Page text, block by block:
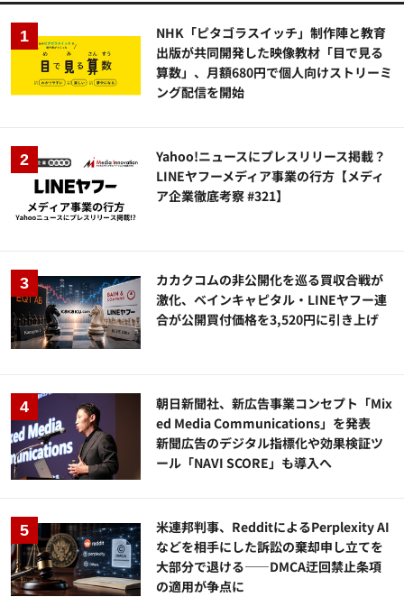
NHK「ピタゴラスイッチ」制作陣と教育
出版が共同開発した映像教材「目で見る
算数」、月額680円で個人向けストリーミ
ング配信を開始
Yahoo!ニュースにプレスリリース掲載？
LINEヤフーメディア事業の行方【メディ
ア企業徹底考察 #321】
カカクコムの非公開化を巡る買収合戦が
激化、ベインキャピタル・LINEヤフー連
合が公開買付価格を3,520円に引き上げ
朝日新聞社、新広告事業コンセプト「Mix
ed Media Communications」を発表
新聞広告のデジタル指標化や効果検証ツ
ール「NAVI SCORE」も導入へ
米連邦判事、RedditによるPerplexity AI
などを相手にした訴訟の棄却申し立てを
大部分で退ける——DMCA迂回禁止条項
の適用が争点に